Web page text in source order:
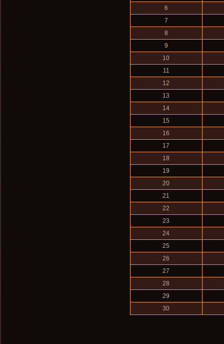
6
7
8
9
10
11
12
13
14
15
16
17
18
19
20
21
22
23
24
25
26
27
28
29
30